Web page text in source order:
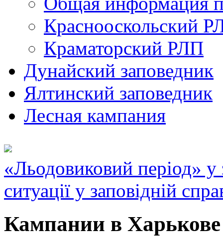
Краснооскольский
Краматорский РЛП
Дунайский заповедник
Ялтинский заповедник
Лесная кампания
«Льодовиковий період» у
ситуації у заповідній
Кампании в Харькове